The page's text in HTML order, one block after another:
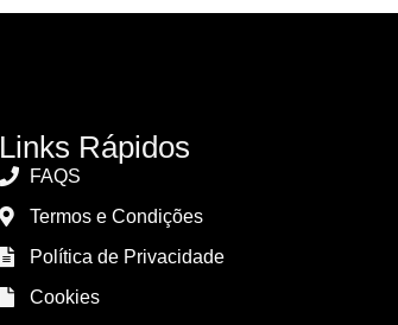
Links Rápidos
FAQS
Termos e Condições
Política de Privacidade
Cookies